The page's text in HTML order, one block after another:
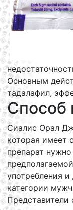
Основным
тадалафил,
Способ
Сиалис Орал
которая имеет
препарат
употребления и
категории
Представители